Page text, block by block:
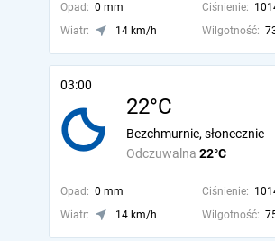
Opad: 0 mm Ciśnienie:
Wiatr:
14 km/h Wilgotność:
03:00
22°C
Odczuwalna 22°C
Bezchmurnie, słonecznie
Opad: 0 mm Ciśnienie:
Wiatr:
14 km/h Wilgotność: